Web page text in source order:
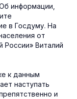
информации,
в Госдуму. На
от
России» Виталий
к данным
наступать
и